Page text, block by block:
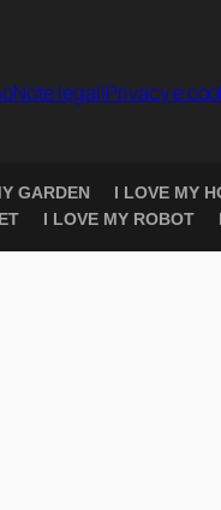
Note legaliPrivacy e
GARDEN
I LOVE MY
I LOVE MY ROBOT